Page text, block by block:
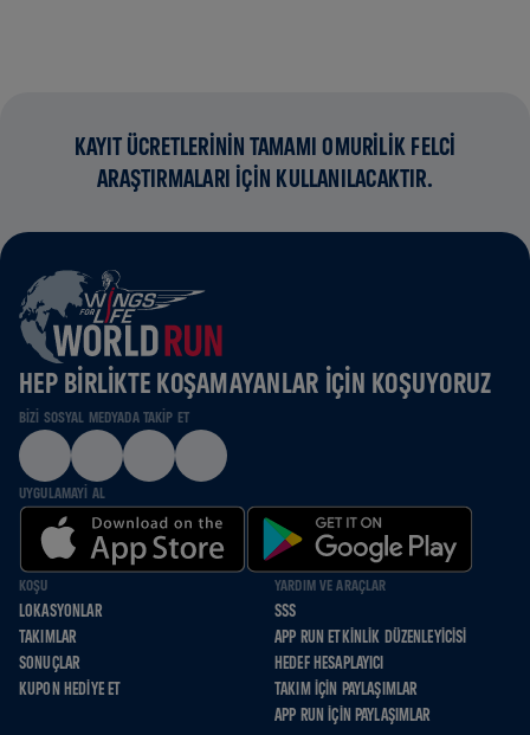
KAYIT ÜCRETLERİNİN TAMAMI OMURİLİK FELCİ
ARAŞTIRMALARI İÇİN KULLANILACAKTIR.
HEP BIRLIKTE KOŞAMAYANLAR IÇIN KOŞUYORUZ
BIZI SOSYAL MEDYADA TAKIP ET
UYGULAMAYI AL
KOŞU
LOKASYONLAR
TAKIMLAR
SONUÇLAR
KUPON HEDIYE ET
YARDIM VE ARAÇLAR
SSS
APP RUN ETKINLIK DÜZENLEYICISI
HEDEF HESAPLAYICI
TAKIM İÇIN PAYLAŞIMLAR
APP RUN İÇIN PAYLAŞIMLAR